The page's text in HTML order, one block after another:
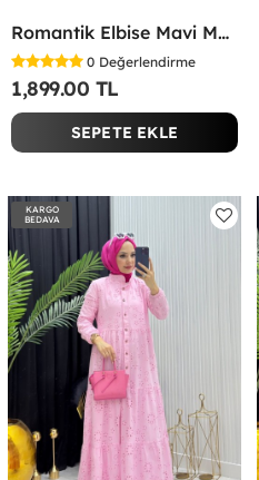
Romantik Elbise Mavi Mavi
0 Değerlendirme
1,899.00 TL
SEPETE EKLE
KARGO
BEDAVA